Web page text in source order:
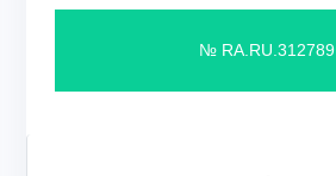
№ RA.RU.312789